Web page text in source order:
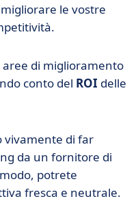
le vostre
aree di miglioramento
conto del ROI delle
vivamente di far
da un fornitore di
potrete
fresca e neutrale.